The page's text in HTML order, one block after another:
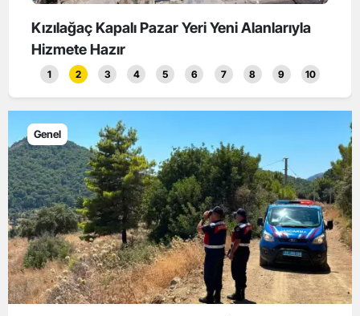
Kızılağaç Kapalı Pazar Yeri Yeni Alanlarıyla
Hizmete Hazır
1 2 3 4 5 6 7 8 9 10
Genel